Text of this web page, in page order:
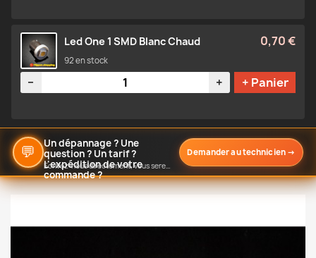
Led One 1 SMD Blanc Chaud 0,70 €
92 en stock
− + + Panier
💬
Un dépannage ? Une
question ? Un tarif ?
L'expédition de votre
commande ?
Écrivez-nous directement, vous serez notifié de notre réponse
Demander au technicien →